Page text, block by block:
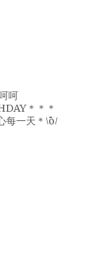
呵
＊＊＊
一天＊\^o^/